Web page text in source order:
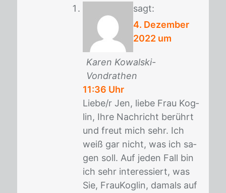
Karen Kowalski-
Vondrathen
sagt:
4. Dezember
2022 um
11:36 Uhr
Lie­be/​r Jen, lie­be Frau Kog­
lin, Ihre Nach­richt be­rührt
und freut mich sehr. Ich
weiß gar nicht, was ich sa­
gen soll. Auf je­den Fall bin
ich sehr in­ter­es­siert, was
Sie, Frau­Kog­lin, da­mals auf